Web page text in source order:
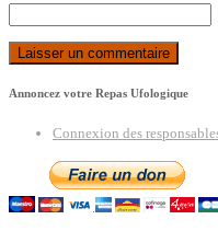
Annoncez votre Repas Ufologique
Connexion des